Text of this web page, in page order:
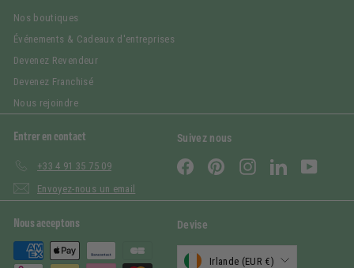
Nos boutiques
Événements & Cadeaux d'entreprises
Devenez Revendeur
Devenez Franchisé
Nous rejoindre
Entrer en contact
+33 4 91 35 75 09
Envoyez-nous un email
Suivez nous
FacebookPinterestInstagramLinkedIn
Nous acceptons Devise
Irlande (EUR €)